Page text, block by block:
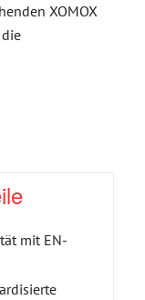
XOMOX
mit EN-